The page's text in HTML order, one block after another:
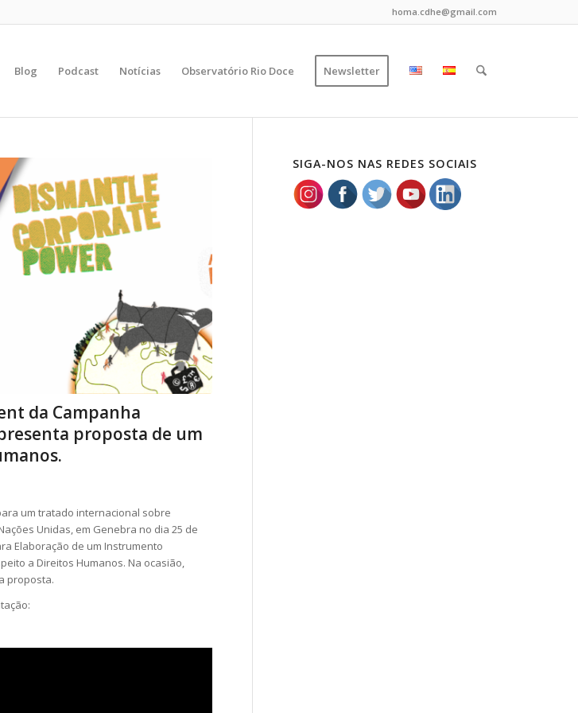
homa.cdhe@gmail.com
Blog Podcast Notícias Observatório Rio Doce Newsletter
da Campanha
proposta de um
um tratado internacional sobre
Unidas, em Genebra no dia 25 de
Elaboração de um Instrumento
a Direitos Humanos. Na ocasião,
proposta.
SIGA-NOS NAS REDES SOCIAIS